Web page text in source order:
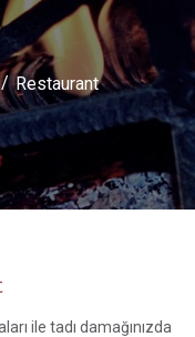
Restaurant
ile tadı damağınızda